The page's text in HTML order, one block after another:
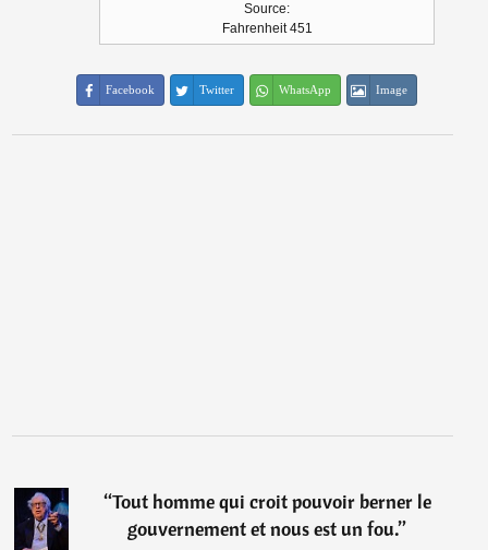
Source:
Fahrenheit 451
Facebook Twitter WhatsApp Image
“Tout homme qui croit pouvoir berner le
gouvernement et nous est un fou.”